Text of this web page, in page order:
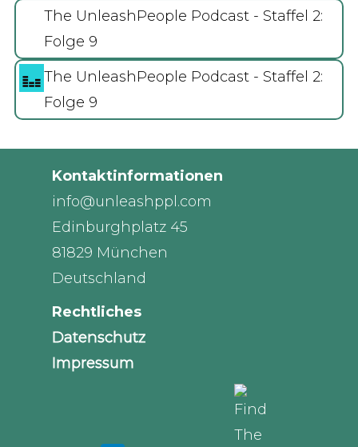
The UnleashPeople Podcast - Staffel 2:
Folge 9
The UnleashPeople Podcast - Staffel 2:
Folge 9
Kontaktinformationen
info@unleashppl.com
Edinburghplatz 45
81829 München
Deutschland
Rechtliches
Datenschutz
Impressum